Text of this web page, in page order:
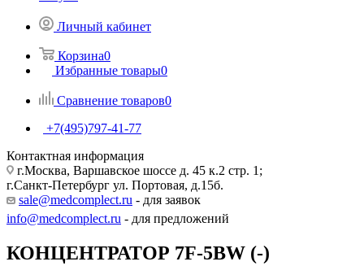
Личный кабинет
Корзина0
Избранные товары0
Сравнение товаров0
+7(495)797-41-77
Контактная информация
г.Москва, Варшавское шоссе д. 45 к.2 стр. 1;
г.Санкт-Петербург ул. Портовая, д.15б.
sale@medcomplect.ru - для заявок
info@medcomplect.ru - для предложений
КОНЦЕНТРАТОР 7F-5BW (-)